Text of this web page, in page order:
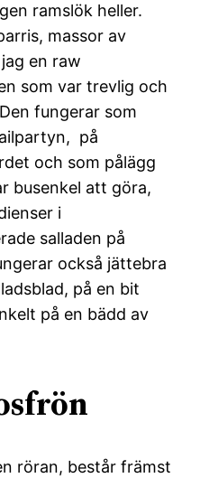
ramslök heller.
massor av
en raw
som var trevlig och
fungerar som
på
och som pålägg
busenkel att göra,
i
salladen på
också jättebra
på en bit
på en bädd av
röran, består främst